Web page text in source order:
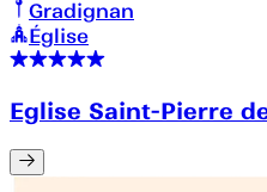
Gradignan
Église
Eglise Saint-Pierre